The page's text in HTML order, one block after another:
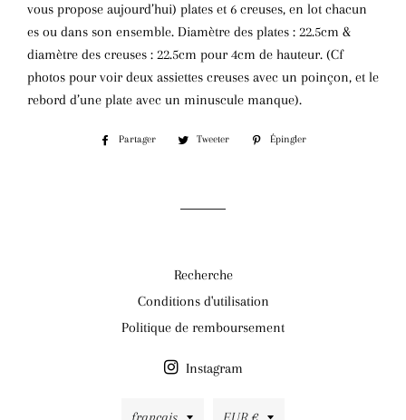
vous propose aujourd’hui) plates et 6 creuses, en lot chacun
es ou dans son ensemble. Diamètre des plates : 22.5cm &
diamètre des creuses : 22.5cm pour 4cm de hauteur. (Cf
photos pour voir deux assiettes creuses avec un poinçon, et le
rebord d’une plate avec un minuscule manque).
Partager
PartagerTweeter
TweeterÉpingler
Recherche
Conditions d'utilisation
Politique de remboursement
Instagram
Langue Devise